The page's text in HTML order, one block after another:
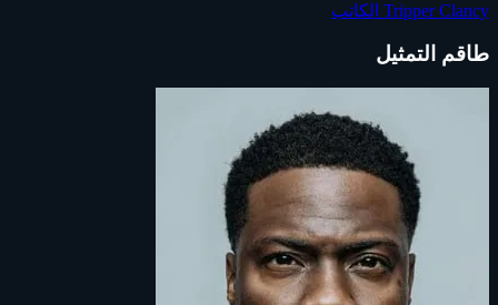
Tripper Clancy الكاتب
طاقم التمثيل